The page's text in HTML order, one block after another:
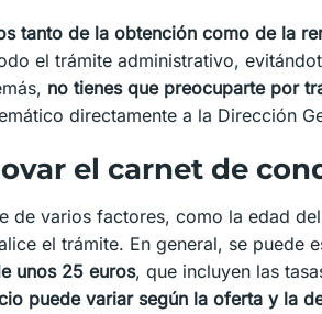
tanto de la obtención como de la
el trámite administrativo,
no tienes que preocuparte por
directamente a la Dirección
el carnet de
de varios factores, como la edad
el trámite. En general, se puede
unos 25 euros, que incluyen las
puede variar según la oferta y la